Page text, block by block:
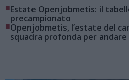
■Estate Openjobmetis: il
precampionato
■Openjobmetis, l’estate del
squadra profonda per andare